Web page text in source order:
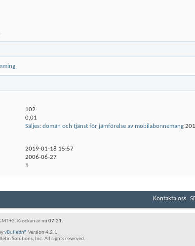
102
0,01
Säljes: domän och tjänst för jämförelse av mobilabonnemang
2019-01-18 15:57
2006-06-27
1
Kontakta oss
+2. Klockan är nu 07:21.
vBulletin® Version 4.2.1
Solutions, Inc. All rights reserved.